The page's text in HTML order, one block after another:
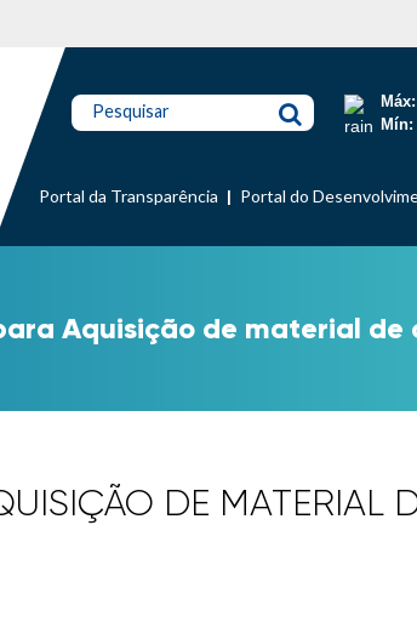
Pesquisar Máx:
Mín:
Portal da Transparência Portal do
Aquisição de material
DE MATERIAL